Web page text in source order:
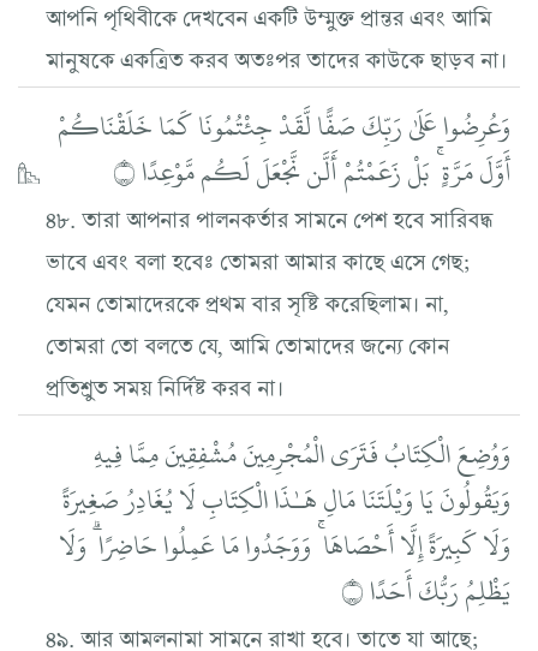
আপনি পৃথিবীকে দেখবেন একটি উম্মুক্ত প্রান্তর এবং আমি
মানুষকে একত্রিত করব অতঃপর তাদের কাউকে ছাড়ব না।
وَعُرِضُوا عَلَىٰ رَبِّكَ صَفًّا لَّقَدْ جِئْتُمُونَا كَمَا خَلَقْنَاكُمْ
أَوَّلَ مَرَّةٍ ۚ بَلْ زَعَمْتُمْ أَلَّن نَّجْعَلَ لَكُم مَّوْعِدًا ۝
৪৮. তারা আপনার পালনকর্তার সামনে পেশ হবে সারিবদ্ধ
ভাবে এবং বলা হবেঃ তোমরা আমার কাছে এসে গেছ;
যেমন তোমাদেরকে প্রথম বার সৃষ্টি করেছিলাম। না,
তোমরা তো বলতে যে, আমি তোমাদের জন্যে কোন
প্রতিশ্রুত সময় নির্দিষ্ট করব না।
وَوُضِعَ الْكِتَابُ فَتَرَى الْمُجْرِمِينَ مُشْفِقِينَ مِمَّا فِيهِ
وَيَقُولُونَ يَا وَيْلَتَنَا مَالِ هَـٰذَا الْكِتَابِ لَا يُغَادِرُ صَغِيرَةً
وَلَا كَبِيرَةً إِلَّا أَحْصَاهَا ۚ وَوَجَدُوا مَا عَمِلُوا حَاضِرًا ۗ وَلَا
يَظْلِمُ رَبُّكَ أَحَدًا ۝
৪৯. আর আমলনামা সামনে রাখা হবে। তাতে যা আছে;